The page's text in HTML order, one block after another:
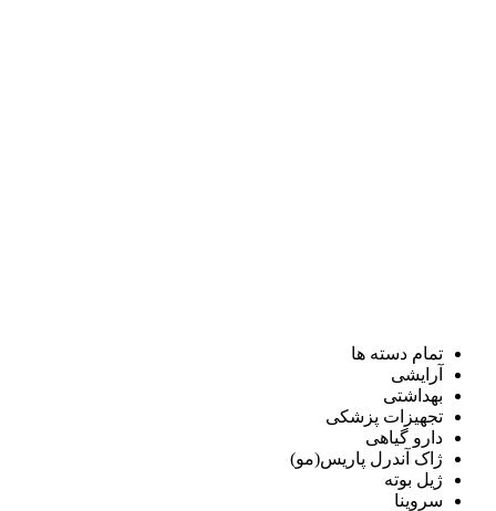
تمام دسته ها
آرایشی
بهداشتی
تجهیزات پزشکی
دارو گیاهی
ژاک آندرل پاریس(مو)
ژیل بوته
سروینا